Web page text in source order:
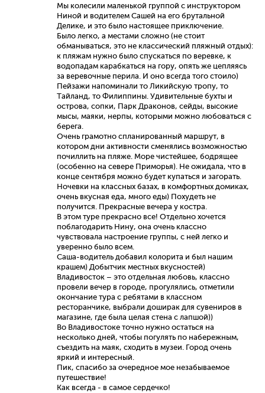
Мы колесили маленькой группой с инструктором
Ниной и водителем Сашей на его брутальной
Делике, и это было настоящее приключение.
Было легко, а местами сложно (не стоит
обманываться, это не классический пляжный отдых):
к пляжам нужно было спускаться по веревке, к
водопадам карабкаться на гору, опять же цепляясь
за веревочные перила. И оно всегда того стоило)
Пейзажи напоминали то Ликийскую тропу, то
Тайланд, то Филиппины. Удивительные бухты и
острова, сопки, Парк Драконов, сейды, высокие
мысы, маяки, нерпы, которыми можно любоваться с
берега.
Очень грамотно спланированный маршрут, в
котором дни активности сменялись возможностью
почиллить на пляже. Море чистейшее, бодрящее
(особенно на севере Приморья). Не ожидала, что в
конце сентября можно будет купаться и загорать.
Ночевки на классных базах, в комфортных домиках,
очень вкусная еда, много еды) Похудеть не
получится. Прекрасные вечера у костра.
В этом туре прекрасно все! Отдельно хочется
поблагодарить Нину, она очень классно
чувствовала настроение группы, с ней легко и
уверенно было всем.
Саша-водитель добавил колорита и был нашим
крашем) Добытчик местных вкусностей)
Владивосток – это отдельная любовь, классно
провели вечер в городе, прогулялись, отметили
окончание тура с ребятами в классном
ресторанчике, выбрали доширак для сувениров в
магазине, где была целая стена с лапшой))
Во Владивостоке точно нужно остаться на
несколько дней, чтобы погулять по набережным,
съездить на маяк, сходить в музеи. Город очень
яркий и интересный.
Пик, спасибо за очередное мое незабываемое
путешествие!
Как всегда - в самое сердечко!